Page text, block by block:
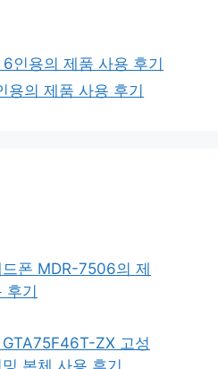
인용의 제품 사용 후기
용의 제품 사용 후기
드폰 MDR-7506의 제
후기
ZX 고성
본체 사용 후기